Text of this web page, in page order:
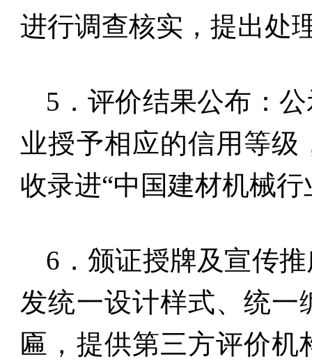
进行调查核实，提出处
5 ．评价结果公布：
业授予相应的信用等
收录进“中国建材机械
6 ．颁证授牌及宣传
发统一设计样式、统
匾，提供第三方评价